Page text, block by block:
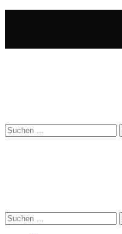
Suchen
nach:
Suchen
nach: